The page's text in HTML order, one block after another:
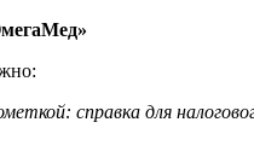
справка для